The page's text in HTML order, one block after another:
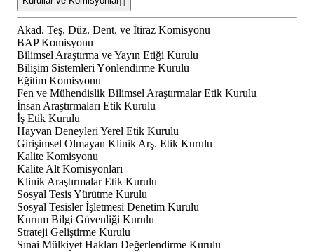
Akad. Teş. Düz. Dent. ve İtiraz Komisyonu
BAP Komisyonu
Bilimsel Araştırma ve Yayın Etiği Kurulu
Bilişim Sistemleri Yönlendirme Kurulu
Eğitim Komisyonu
Fen ve Mühendislik Bilimsel Araştırmalar Etik Kurulu
İnsan Araştırmaları Etik Kurulu
İş Etik Kurulu
Hayvan Deneyleri Yerel Etik Kurulu
Girişimsel Olmayan Klinik Arş. Etik Kurulu
Kalite Komisyonu
Kalite Alt Komisyonları
Klinik Araştırmalar Etik Kurulu
Sosyal Tesis Yürütme Kurulu
Sosyal Tesisler İşletmesi Denetim Kurulu
Kurum Bilgi Güvenliği Kurulu
Strateji Geliştirme Kurulu
Sınai Mülkiyet Hakları Değerlendirme Kurulu